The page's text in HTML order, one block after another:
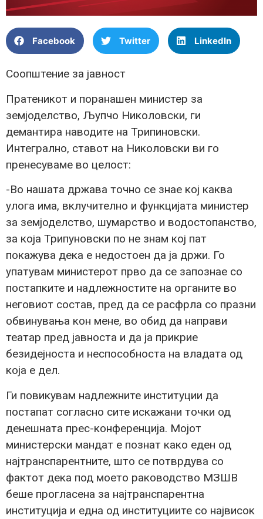
Facebook Twitter LinkedIn
Соопштение за јавност
Пратеникот и поранашен министер за
земјоделство, Љупчо Николовски, ги
демантира наводите на Трипиновски.
Интегрално, ставот на Николовски ви го
пренесуваме во целост:
-Во нашата држава точно се знае кој каква
улога има, вклучително и функцијата министер
за земјоделство, шумарство и водостопанство,
за која Трипуновски по не знам кој пат
покажува дека е недостоен да ја држи. Го
упатувам министерот прво да се запознае со
постапките и надлежностите на органите во
неговиот состав, пред да се расфрла со празни
обвинувања кон мене, во обид да направи
театар пред јавноста и да ја прикрие
безидејноста и неспособноста на владата од
која е дел.
Ги повикувам надлежните институции да
постапат согласно сите искажани точки од
денешната прес-конференција. Мојот
министерски мандат е познат како еден од
најтранспарентните, што се потврдува со
фактот дека под моето раководство МЗШВ
беше прогласена за најтранспарентна
институција и една од институциите со највисок